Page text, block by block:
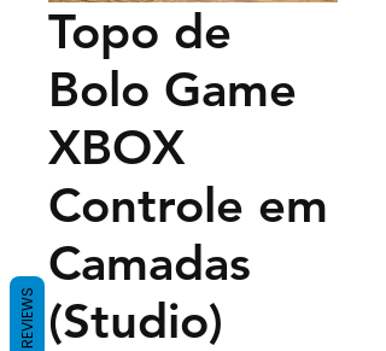
Topo de
Bolo Game
XBOX
Controle em
Camadas
(Studio)
REVIEWS